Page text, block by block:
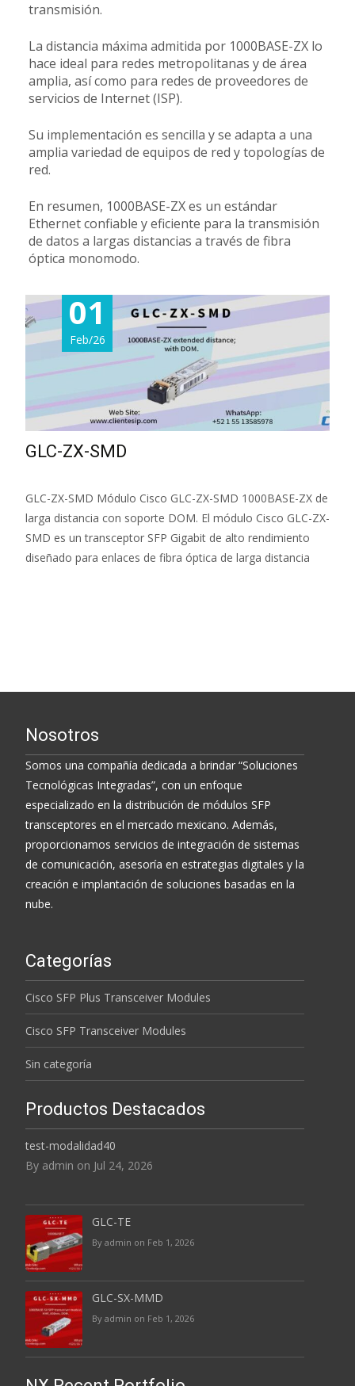
transmisión.
La distancia máxima admitida por 1000BASE-ZX lo
hace ideal para redes metropolitanas y de área
amplia, así como para redes de proveedores de
servicios de Internet (ISP).
Su implementación es sencilla y se adapta a una
amplia variedad de equipos de red y topologías de
red.
En resumen, 1000BASE-ZX es un estándar
Ethernet confiable y eficiente para la transmisión
de datos a largas distancias a través de fibra
óptica monomodo.
01
Feb/26
GLC-ZX-SMD
GLC-ZX-SMD Módulo Cisco GLC-ZX-SMD 1000BASE-ZX de
larga distancia con soporte DOM. El módulo Cisco GLC-ZX-
SMD es un transceptor SFP Gigabit de alto rendimiento
diseñado para enlaces de fibra óptica de larga distancia
Nosotros
Somos una compañía dedicada a brindar “Soluciones
Tecnológicas Integradas”, con un enfoque
especializado en la distribución de módulos SFP
transceptores en el mercado mexicano. Además,
proporcionamos servicios de integración de sistemas
de comunicación, asesoría en estrategias digitales y la
creación e implantación de soluciones basadas en la
nube.
Categorías
Cisco SFP Plus Transceiver Modules
Cisco SFP Transceiver Modules
Sin categoría
Productos Destacados
test-modalidad40
By admin on Jul 24, 2026
GLC-TE
By admin on Feb 1, 2026
GLC-SX-MMD
By admin on Feb 1, 2026